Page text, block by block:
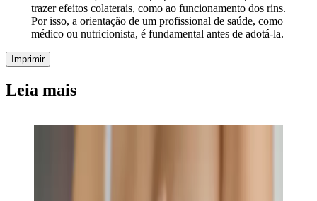
trazer efeitos colaterais, como ao funcionamento dos rins.
Por isso, a orientação de um profissional de saúde, como
médico ou nutricionista, é fundamental antes de adotá-la.
Imprimir
Leia mais